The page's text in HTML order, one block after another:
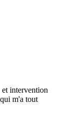
intervention
m'a tout